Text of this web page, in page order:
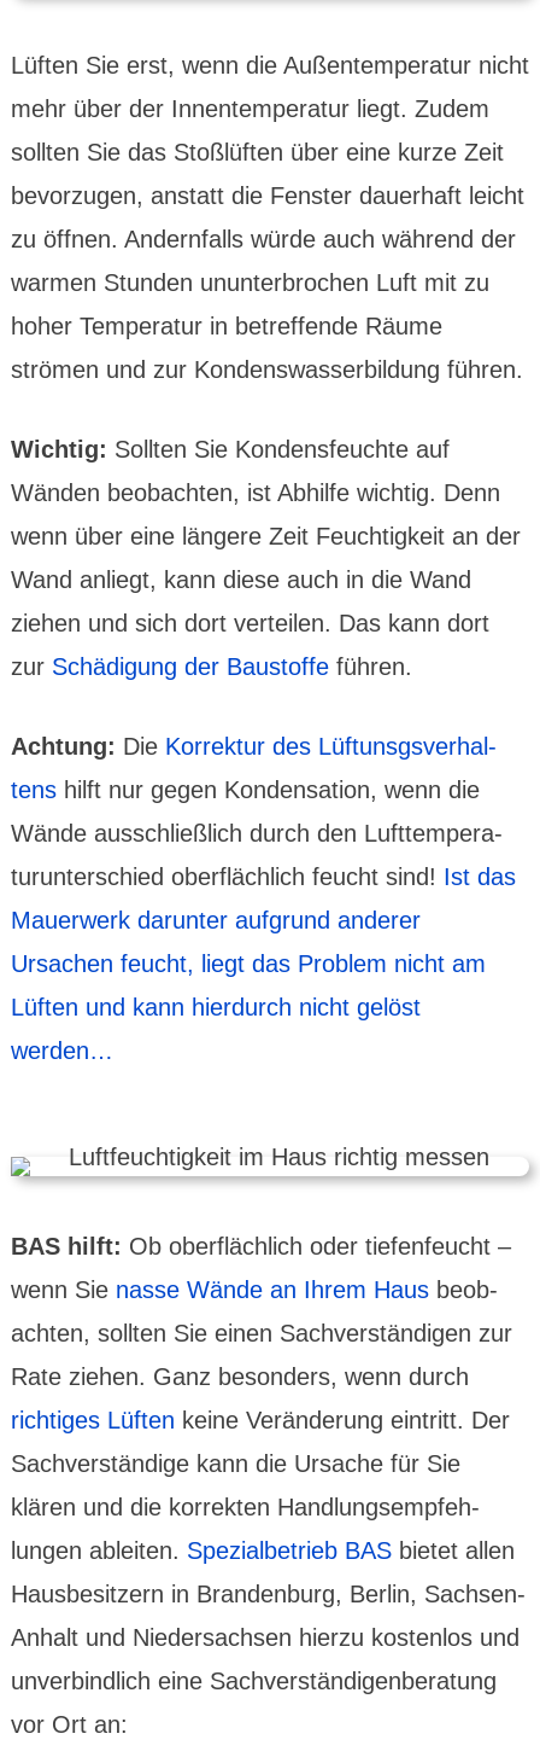
Lüften Sie erst, wenn die Außen­tempe­ratur nicht
mehr über der Innen­tempe­ratur liegt. Zudem
sollten Sie das Stoß­lüften über eine kurze Zeit
bevor­zugen, anstatt die Fenster dauer­haft leicht
zu öffnen. Andern­falls würde auch während der
warmen Stunden ununter­brochen Luft mit zu
hoher Tempe­ratur in betref­fende Räume
strömen und zur Kondens­wasser­bildung führen.
Wichtig: Sollten Sie Kondens­feuchte auf
Wänden beobachten, ist Abhilfe wichtig. Denn
wenn über eine längere Zeit Feuch­tig­keit an der
Wand anliegt, kann diese auch in die Wand
ziehen und sich dort verteilen. Das kann dort
zur Schädi­gung der Bau­stoffeführen.
Achtung: Die Korrek­tur des Lüftunsgs­ver­hal­
tenshilft nur gegen Konden­sation, wenn die
Wände aus­schließ­lich durch den Luft­tempera­
tur­unter­schied ober­fläch­lich feucht sind! Ist das
Mauer­werk darunter auf­grund anderer
Ursachen feucht, liegt das Problem nicht am
Lüften und kann hier­durch nicht gelöst
werden…
BAS hilft: Ob ober­fläch­lich oder tiefen­feucht –
wenn Sie nasse Wände an Ihrem Hausbeob­
achten, sollten Sie einen Sach­ver­stän­digen zur
Rate ziehen. Ganz beson­ders, wenn durch
richtiges Lüften keine Verän­derung eintritt. Der
Sachver­ständige kann die Ursache für Sie
klären und die korrekten Hand­lungs­empfeh­
lungen ableiten. Spezial­betrieb BASbietet allen
Hausbe­sitzern in Branden­burg, Berlin, Sachsen-
Anhalt und Nieder­sachsen hierzu kosten­los und
unver­bind­lich eine Sachver­ständigen­beratung
vor Ort an: